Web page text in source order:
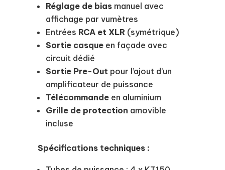
Réglage de biasmanuel avec
affichage par vumètres
Entrées RCA et XLR (symétrique)
Sortie casqueen façade avec
circuit dédié
Sortie Pre-Out pour l’ajout d’un
amplificateur de puissance
Télécommandeen aluminium
Grille de protection amovible
incluse
Spécifications techniques :